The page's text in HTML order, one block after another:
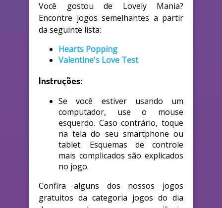
Você gostou de Lovely Mania?
Encontre jogos semelhantes a partir
da seguinte lista:
Hearts Popping
Valentine's Love Test
Instruções:
Se você estiver usando um
computador, use o mouse
esquerdo. Caso contrário, toque
na tela do seu smartphone ou
tablet. Esquemas de controle
mais complicados são explicados
no jogo.
Confira alguns dos nossos jogos
gratuitos da categoria jogos do dia